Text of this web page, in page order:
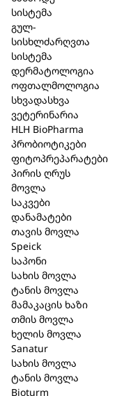
სისტემა
გულ-
სისხლძარღვთა
სისტემა
დერმატოლოგია
ოფთალმოლოგია
სხვადასხვა
ვეტერინარია
HLH BioPharma
პრობიოტიკები
ფიტოპრეპარატები
პირის ღრუს
მოვლა
საკვები
დანამატები
თავის მოვლა
Speick
საპონი
სახის მოვლა
ტანის მოვლა
მამაკაცის ხაზი
თმის მოვლა
ხელის მოვლა
Sanatur
სახის მოვლა
ტანის მოვლა
Bioturm
კატეგორია:
მოკლე აღწერა
Lactobact LDL
ბუნებრივი
წინააღმდეგ.
Lactobact LDL
სისხლში მაღალი
ხდება
პროდუქტი
სისხლძარღვთა
ამცირებს
სისხლძარღვთა
განვითარების
104,00 ₾